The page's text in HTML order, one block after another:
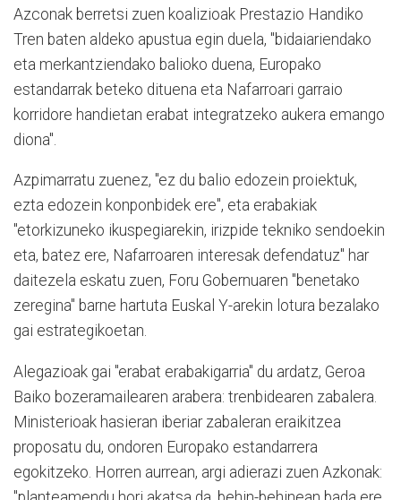
Azconak berretsi zuen koalizioak Prestazio Handiko
Tren baten aldeko apustua egin duela, "bidaiariendako
eta merkantziendako balioko duena, Europako
estandarrak beteko dituena eta Nafarroari garraio
korridore handietan erabat integratzeko aukera emango
diona".
Azpimarratu zuenez, "ez du balio edozein proiektuk,
ezta edozein konponbidek ere", eta erabakiak
"etorkizuneko ikuspegiarekin, irizpide tekniko sendoekin
eta, batez ere, Nafarroaren interesak defendatuz" har
daitezela eskatu zuen, Foru Gobernuaren "benetako
zeregina" barne hartuta Euskal Y-arekin lotura bezalako
gai estrategikoetan.
Alegazioak gai "erabat erabakigarria" du ardatz, Geroa
Baiko bozeramailearen arabera: trenbidearen zabalera.
Ministerioak hasieran iberiar zabaleran eraikitzea
proposatu du, ondoren Europako estandarrera
egokitzeko. Horren aurrean, argi adierazi zuen Azkonak: